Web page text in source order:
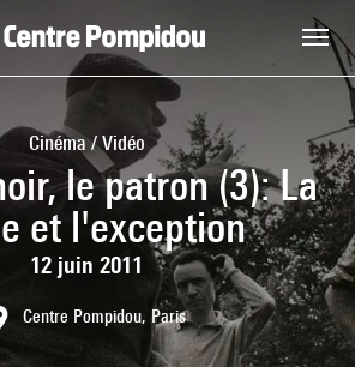
Cinéma / Vidéo
le patron (3): La
et l'exception
12 juin 2011
Centre Pompidou, Paris